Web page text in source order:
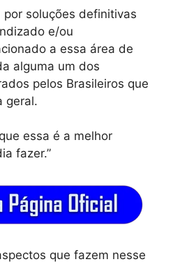
soluções definitivas
e/ou
a essa área de
alguma um dos
pelos Brasileiros que
geral.
essa é a melhor
fazer.”
que fazem nesse